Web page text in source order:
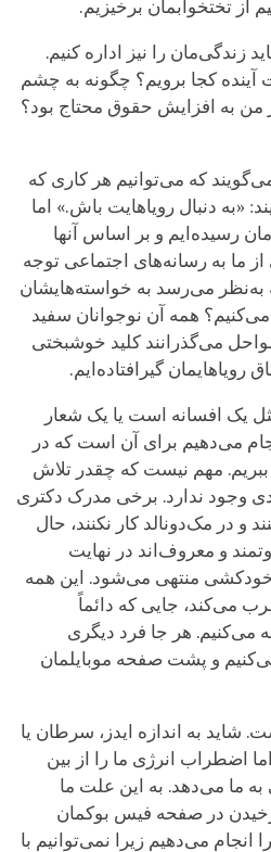
از تختخوابمان برخیزیم.
زندگی‌مان را نیز اداره کنیم.
آینده کجا برویم؟ چگونه به چشم‌
من به افزایش حقوق محتاج بود؟
که می‌توانیم هر کاری که
«به دنبال رویاهایت باش.» اما
رسیده‌ایم و بر اساس آنها
ما به رسانه‌های اجتماعی توجه
به‌نظر می‌رسد به خواسته‌هایشان
همه آن نوجوانان سفید
می‌گذرانند کلید خوشبختی
رویاهایمان گیرافتاده‌ایم.
یک افسانه است یا یک شعار
می‌دهیم برای آن است که در
ببریم. مهم نیست که چقدر تلاش
وجود ندارد. برخی مدرک دکتری
و در مک‌دونالد کار نکنند، حال
و معروف‌اند در نهایت
منتهی می‌شود. این همه
می‌کند، جایی که دائماً
می‌کنیم. هر جا فرد دیگری
و پشت صفحه موبایلمان
به اندازه ایدز، سرطان یا
اضطراب انرژی ما را از بین
ما می‌دهد. به این علت ما
در صفحه فیس بوکمان
انجام می‌دهیم زیرا نمی‌توانیم با